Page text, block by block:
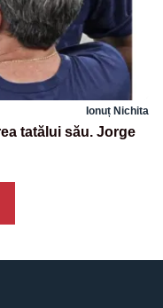
Ionuț Nichita
tatălui său. Jorge